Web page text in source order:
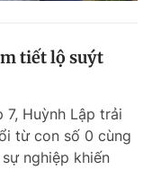
tiết lộ suýt
Huỳnh Lập trải
từ con số 0 cùng
nghiệp khiến